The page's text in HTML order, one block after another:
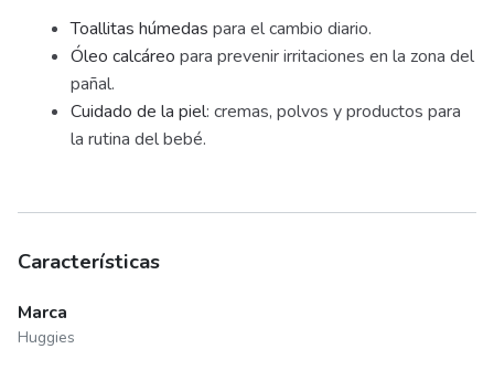
Toallitas húmedas para el cambio diario.
Óleo calcáreo para prevenir irritaciones en la zona del
pañal.
Cuidado de la piel: cremas, polvos y productos para
la rutina del bebé.
Características
Marca
Huggies